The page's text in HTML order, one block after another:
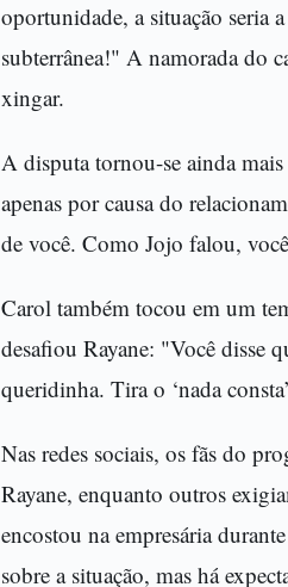
oportunidade, a situação seria
subterrânea!" A namorada do
xingar.
A disputa tornou-se ainda
apenas por causa do
de você. Como Jojo falou,
Carol também tocou em um
desafiou Rayane: "Você disse
queridinha. Tira o ‘nada
Nas redes sociais, os fãs do
Rayane, enquanto outros
encostou na empresária
sobre a situação, mas há